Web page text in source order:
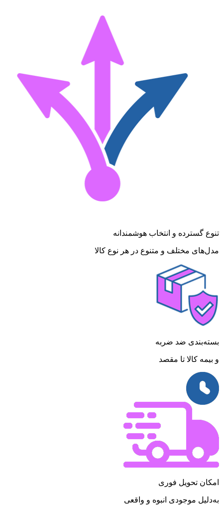
تنوع گسترده و انتخاب هوشمندانه
مدل‌های مختلف و متنوع در هر نوع کالا
بسته‌بندی ضد ضربه
و بیمه کالا تا مقصد
امکان تحویل فوری
به‌دلیل موجودی انبوه و واقعی